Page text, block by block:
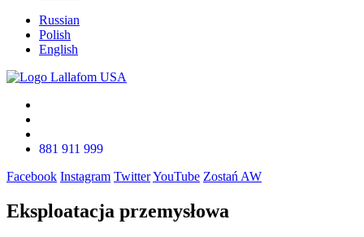
Russian
Polish
English
881 911 999
Facebook Instagram TwitterYouTube Zostań AW
Eksploatacja przemysłowa